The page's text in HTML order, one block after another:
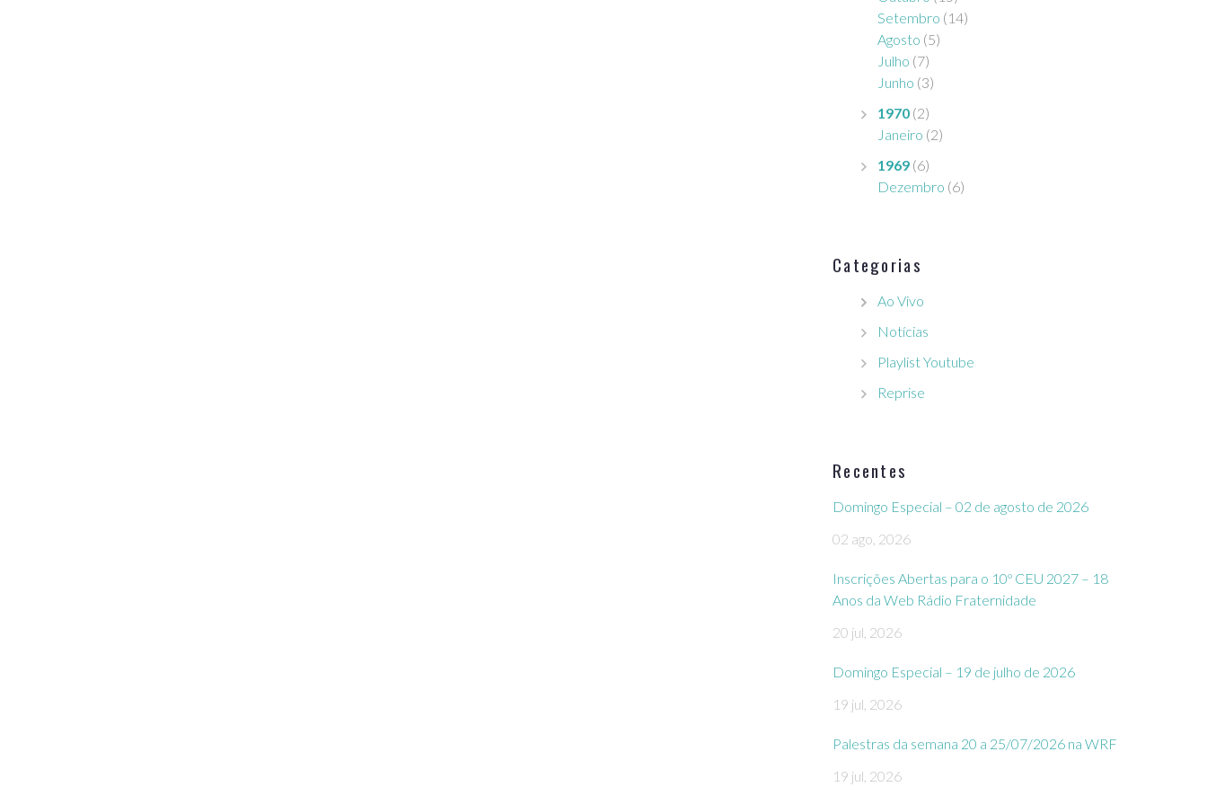
Setembro (14)
Agosto (5)
Julho (7)
Junho (3)
1970 (2)
Janeiro (2)
1969 (6)
Dezembro (6)
Categorias
Ao Vivo
Notícias
Playlist Youtube
Reprise
Recentes
Domingo Especial – 02 de agosto de 2026
02 ago, 2026
Inscrições Abertas para o 10º CEU 2027 – 18
Anos da Web Rádio Fraternidade
20 jul, 2026
Domingo Especial – 19 de julho de 2026
19 jul, 2026
Palestras da semana 20 a 25/07/2026 na WRF
19 jul, 2026